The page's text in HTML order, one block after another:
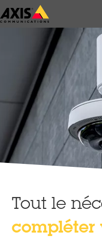
Passer
au
Tout le
compléter